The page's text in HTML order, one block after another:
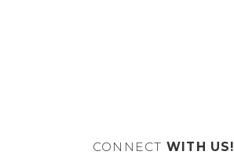
CONNECT WITH US!